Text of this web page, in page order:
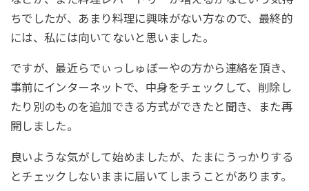
ちでしたが、あまり料理に興味がない方なので、最終的
には、私には向いてないと思いました。
ですが、最近らでぃっしゅぼーやの方から連絡を頂き、
事前にインターネットで、中身をチェックして、削除し
たり別のものを追加できる方式ができたと聞き、また再
開しました。
良いような気がして始めましたが、たまにうっかりする
とチェックしないままに届いてしまうことがあります。